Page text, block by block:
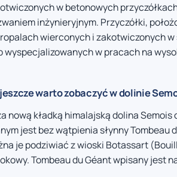
w betonowych
inżynieryjnym. Przyczółki,
wierconych i zakotwiczonych
wyspecjalizowanych w pracach na
warto zobaczyć w dolinie
nową kładką himalajską dolina
jest bez wątpienia słynny Tombeau
je podziwiać z wioski Botassart
Tombeau du Géant wpisany jest